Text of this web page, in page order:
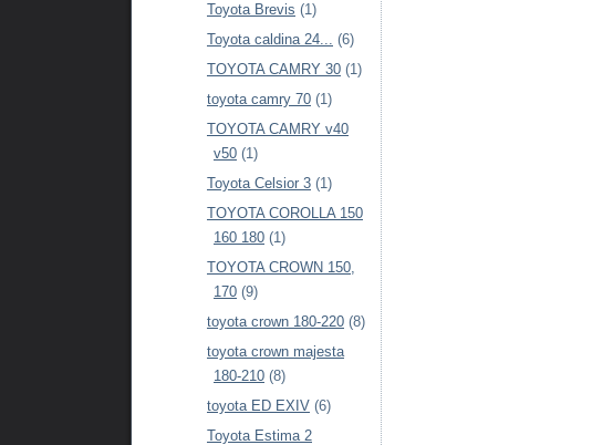
Toyota Brevis (1)
Toyota caldina 24... (6)
TOYOTA CAMRY 30 (1)
toyota camry 70 (1)
TOYOTA CAMRY v40
v50 (1)
Toyota Celsior 3 (1)
TOYOTA COROLLA 150
160 180 (1)
TOYOTA CROWN 150,
170 (9)
toyota crown 180-220 (8)
toyota crown majesta
180-210 (8)
toyota ED EXIV (6)
Toyota Estima 2